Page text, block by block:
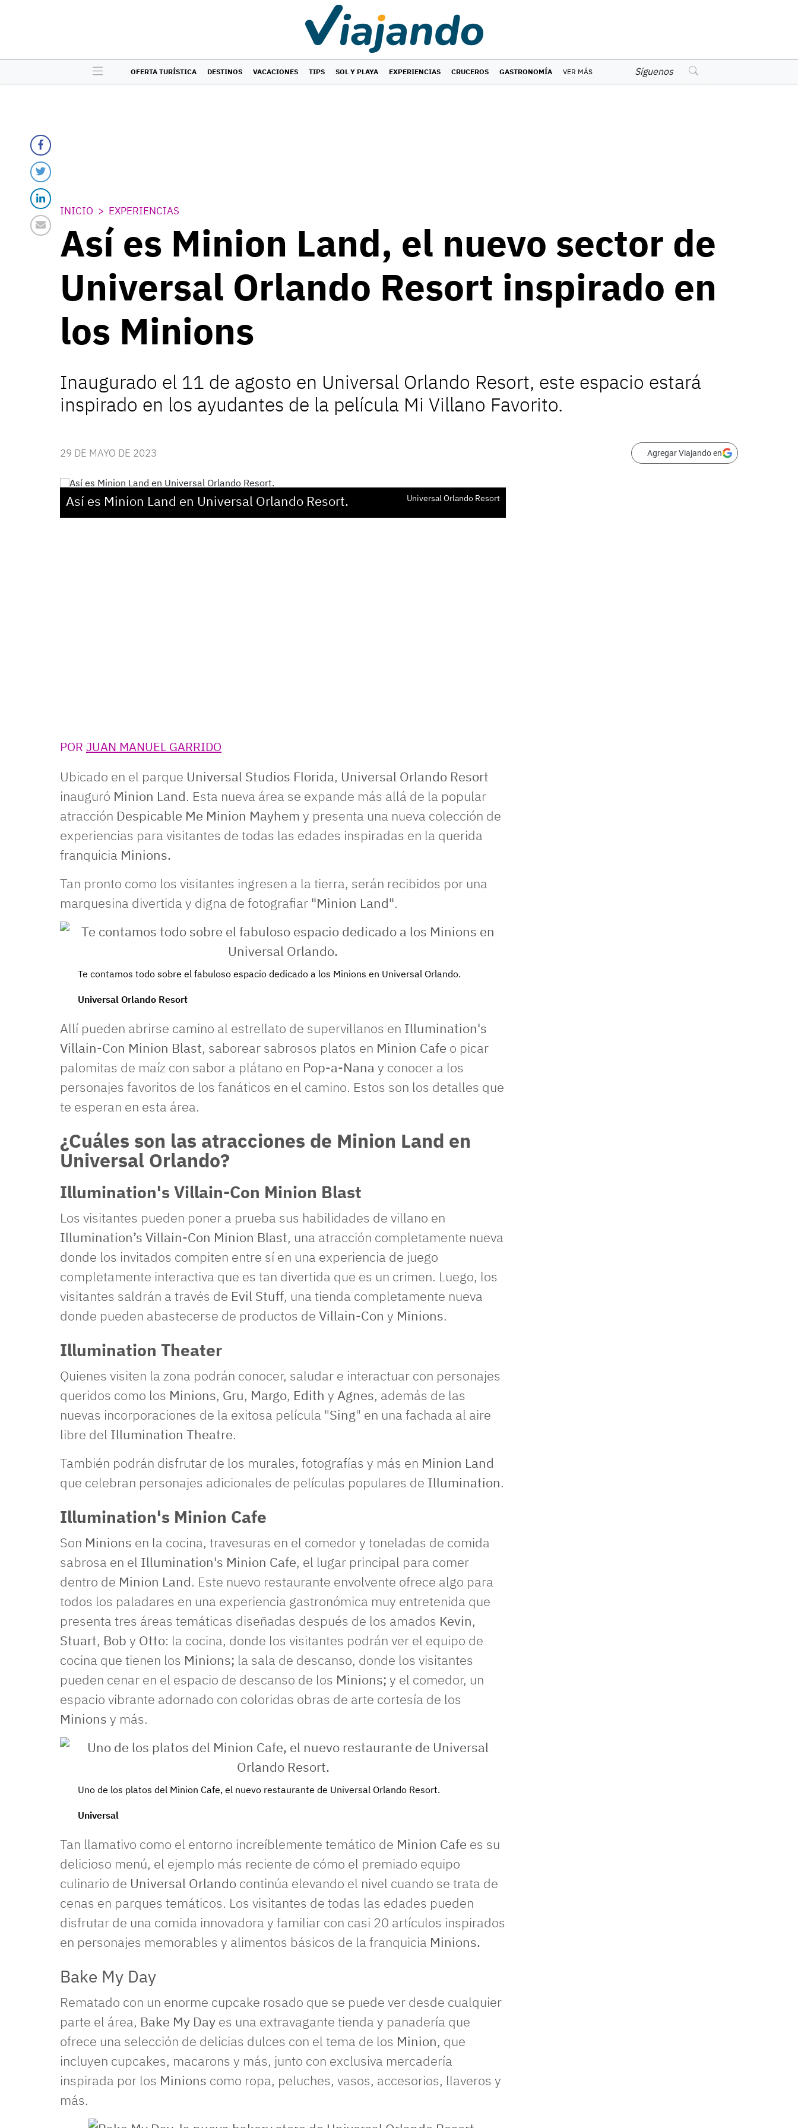
OFERTA TURÍSTICA DESTINOS VACACIONES TIPS SOL Y PLAYA EXPERIENCIAS CRUCEROS GASTRONOMÍA VER MÁS Síguenos
INICIO EXPERIENCIAS
Así es Minion Land, el nuevo sector de
Universal Orlando Resort inspirado en
los Minions
Inaugurado el 11 de agosto en Universal Orlando Resort, este espacio estará
inspirado en los ayudantes de la película Mi Villano Favorito.
29 DE MAYO DE 2023 Agregar Viajando en
Así es Minion Land en Universal Orlando Resort. Universal Orlando Resort
POR JUAN MANUEL GARRIDO
Ubicado en el parque Universal Studios Florida, Universal Orlando Resort
inauguró Minion Land. Esta nueva área se expande más allá de la popular
atracción Despicable Me Minion Mayhem y presenta una nueva colección de
experiencias para visitantes de todas las edades inspiradas en la querida
franquicia Minions.
Tan pronto como los visitantes ingresen a la tierra, serán recibidos por una
marquesina divertida y digna de fotografiar "Minion Land".
Te contamos todo sobre el fabuloso espacio dedicado a los Minions en Universal Orlando.
Universal Orlando Resort
Allí pueden abrirse camino al estrellato de supervillanos en Illumination's
Villain-Con Minion Blast, saborear sabrosos platos en Minion Cafe o picar
palomitas de maíz con sabor a plátano en Pop-a-Nana y conocer a los
personajes favoritos de los fanáticos en el camino. Estos son los detalles que
te esperan en esta área.
¿Cuáles son las atracciones de Minion Land en
Universal Orlando?
Illumination's Villain-Con Minion Blast
Los visitantes pueden poner a prueba sus habilidades de villano en
Illumination’s Villain-Con Minion Blast, una atracción completamente nueva
donde los invitados compiten entre sí en una experiencia de juego
completamente interactiva que es tan divertida que es un crimen. Luego, los
visitantes saldrán a través de Evil Stuff, una tienda completamente nueva
donde pueden abastecerse de productos de Villain-Con y Minions.
Illumination Theater
Quienes visiten la zona podrán conocer, saludar e interactuar con personajes
queridos como los Minions, Gru, Margo, Edith y Agnes, además de las
nuevas incorporaciones de la exitosa película "Sing" en una fachada al aire
libre del Illumination Theatre.
También podrán disfrutar de los murales, fotografías y más en Minion Land
que celebran personajes adicionales de películas populares de Illumination.
Illumination's Minion Cafe
Son Minions en la cocina, travesuras en el comedor y toneladas de comida
sabrosa en el Illumination's Minion Cafe, el lugar principal para comer
dentro de Minion Land. Este nuevo restaurante envolvente ofrece algo para
todos los paladares en una experiencia gastronómica muy entretenida que
presenta tres áreas temáticas diseñadas después de los amados Kevin,
Stuart, Bob y Otto: la cocina, donde los visitantes podrán ver el equipo de
cocina que tienen los Minions; la sala de descanso, donde los visitantes
pueden cenar en el espacio de descanso de los Minions; y el comedor, un
espacio vibrante adornado con coloridas obras de arte cortesía de los
Minions y más.
Uno de los platos del Minion Cafe, el nuevo restaurante de Universal Orlando Resort.
Universal
Tan llamativo como el entorno increíblemente temático de Minion Cafe es su
delicioso menú, el ejemplo más reciente de cómo el premiado equipo
culinario de Universal Orlando continúa elevando el nivel cuando se trata de
cenas en parques temáticos. Los visitantes de todas las edades pueden
disfrutar de una comida innovadora y familiar con casi 20 artículos inspirados
en personajes memorables y alimentos básicos de la franquicia Minions.
Bake My Day
Rematado con un enorme cupcake rosado que se puede ver desde cualquier
parte el área, Bake My Day es una extravagante tienda y panadería que
ofrece una selección de delicias dulces con el tema de los Minion, que
incluyen cupcakes, macarons y más, junto con exclusiva mercadería
inspirada por los Minions como ropa, peluches, vasos, accesorios, llaveros y
más.